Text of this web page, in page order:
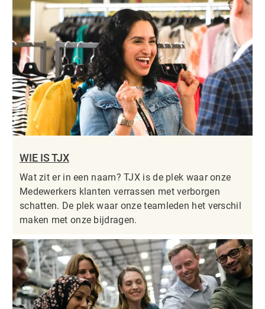
WIE IS TJX
Wat zit er in een naam? TJX is de plek waar onze
Medewerkers klanten verrassen met verborgen
schatten. De plek waar onze teamleden het verschil
maken met onze bijdragen.